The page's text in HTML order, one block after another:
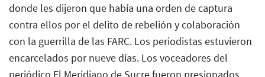
donde les dijeron que había una orden de captura
contra ellos por el delito de rebelión y colaboración
con la guerrilla de las FARC. Los periodistas estuvieron
encarcelados por nueve días. Los voceadores del
periódico El Meridiano de Sucre fueron presionados